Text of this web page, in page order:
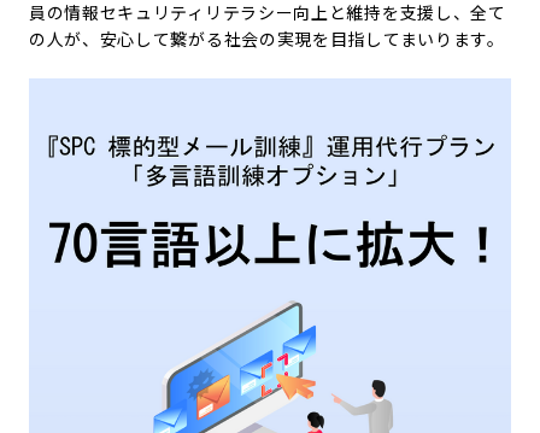
員の情報セキュリティリテラシー向上と維持を支援し、全て
の人が、安心して繋がる社会の実現を目指してまいります。